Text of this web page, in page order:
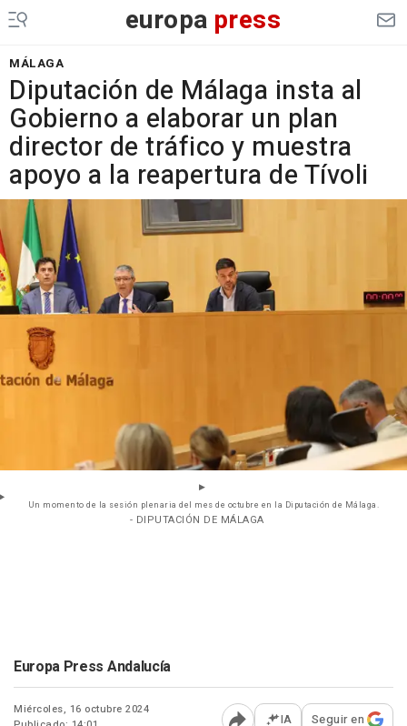
europa press
MÁLAGA
Diputación de Málaga insta al
Gobierno a elaborar un plan
director de tráfico y muestra
apoyo a la reapertura de Tívoli
Un momento de la sesión plenaria del mes de octubre en la Diputación de Málaga.
- DIPUTACIÓN DE MÁLAGA
Europa Press Andalucía
Miércoles, 16 octubre 2024
IA Seguir en